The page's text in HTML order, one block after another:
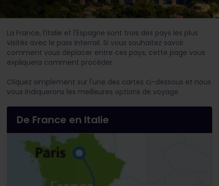
La France, l'Italie et l'Espagne sont trois des pays les plus
visités avec le pass Interrail. Si vous souhaitez savoir
comment vous déplacer entre ces pays, cette page vous
expliquera comment procéder.
Cliquez simplement sur l'une des cartes ci-dessous et nous
vous indiquerons les meilleures options de voyage.
De France en Italie